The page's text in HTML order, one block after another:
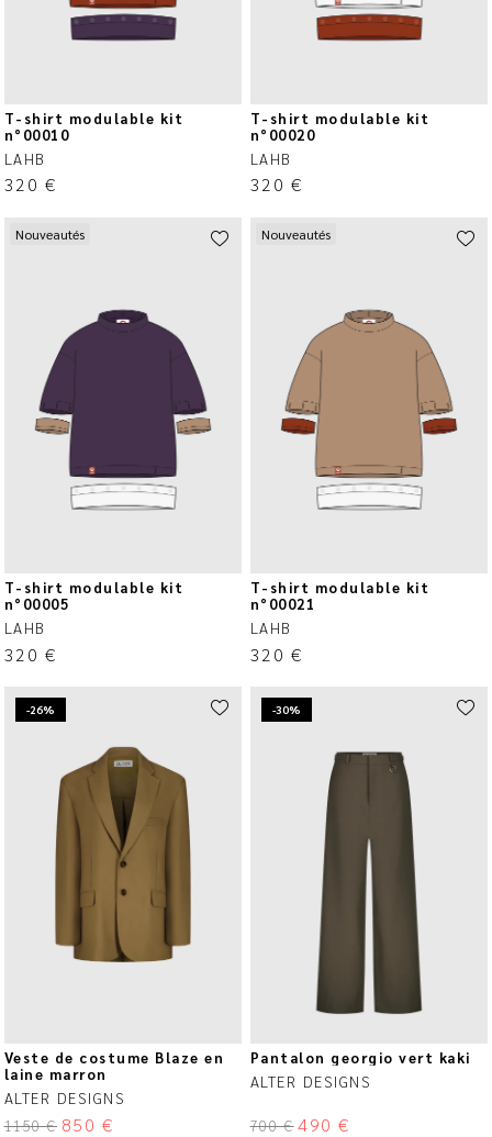
T-shirt modulable kit
n°00010
LAHB
320 €
T-shirt modulable kit
n°00020
LAHB
320 €
Nouveautés
T-shirt modulable kit
n°00005
LAHB
320 €
Nouveautés
T-shirt modulable kit
n°00021
LAHB
320 €
-26%
Veste de costume Blaze en
laine marron
ALTER DESIGNS
1150€ 850 €
-30%
Pantalon georgio vert kaki
ALTER DESIGNS
700€ 490€